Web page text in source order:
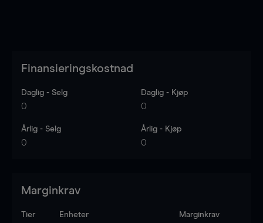
Finansieringskostnad
Daglig - Selg
0
Daglig - Kjøp
0
Årlig - Selg
0
Årlig - Kjøp
0
Marginkrav
Tier Enheter Marginkrav